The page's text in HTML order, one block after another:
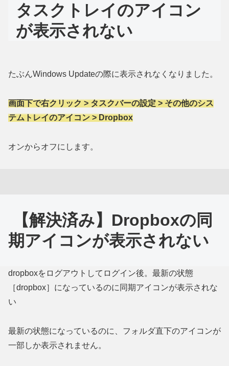
タスクトレイのアイコン
が表示されない
たぶんWindows Updateの際に表示されなくなりました。
画面下で右クリック > タスクバーの設定 > その他のシス
テムトレイのアイコン > Dropbox
オンからオフにします。
【解決済み】Dropboxの同
期アイコンが表示されない
dropboxをログアウトしてログイン後。最新の状態
［dropbox］になっているのに同期アイコンが表示されな
い
最新の状態になっているのに、フォルダ直下のアイコンが
一部しか表示されません。